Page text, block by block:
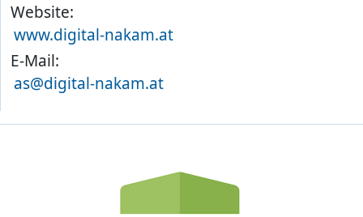
Website:
www.digital-nakam.at
E-Mail:
as@digital-nakam.at